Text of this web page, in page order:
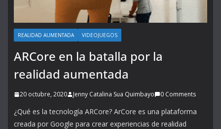
REALIDAD AUMENTADA VIDEOJUEGOS
ARCore en la batalla por la
realidad aumentada
20 octubre, 2020 Jenny Catalina Sua Quimbayo 0 Comments
¿Qué es la tecnología ARCore? ArCore es una plataforma
creada por Google para crear experiencias de realidad